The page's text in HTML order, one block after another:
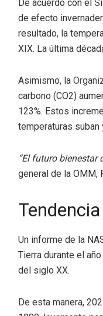
De acuerdo con el
de efecto
resultado, la
XIX. La última
Asimismo, la
carbono (CO2)
123%. Estos
temperaturas
“El futuro bienestar
general de la OMM,
Un informe de la
Tierra durante el
del siglo XX.
De esta manera,